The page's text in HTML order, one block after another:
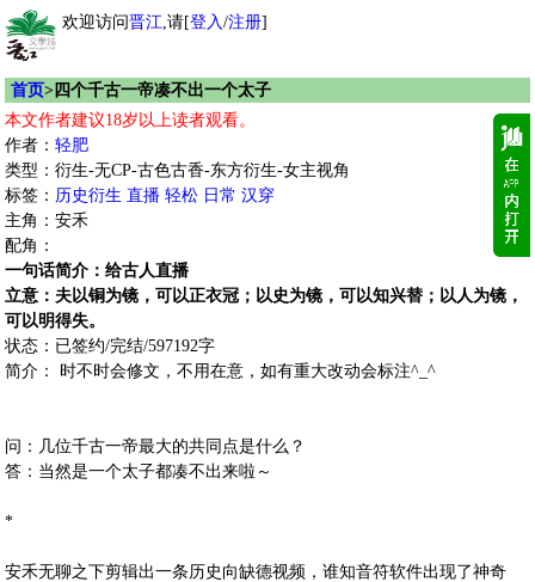
欢迎访问晋江,请[登入/注册]
首页>四个千古一帝凑不出一个太子
本文作者建议18岁以上读者观看。
作者： 轻肥
类型：衍生-无CP-古色古香-东方衍生-女主视角
标签： 历史衍生 直播 轻松 日常 汉穿
主角：安禾
配角：
一句话简介：给古人直播
立意：夫以铜为镜，可以正衣冠；以史为镜，可以知兴替；以人为镜，
可以明得失。
状态：已签约/完结/597192字
简介： 时不时会修文，不用在意，如有重大改动会标注^_^
问：几位千古一帝最大的共同点是什么？
答：当然是一个太子都凑不出来啦～
*
安禾无聊之下剪辑出一条历史向缺德视频，谁知音符软件出现了神奇